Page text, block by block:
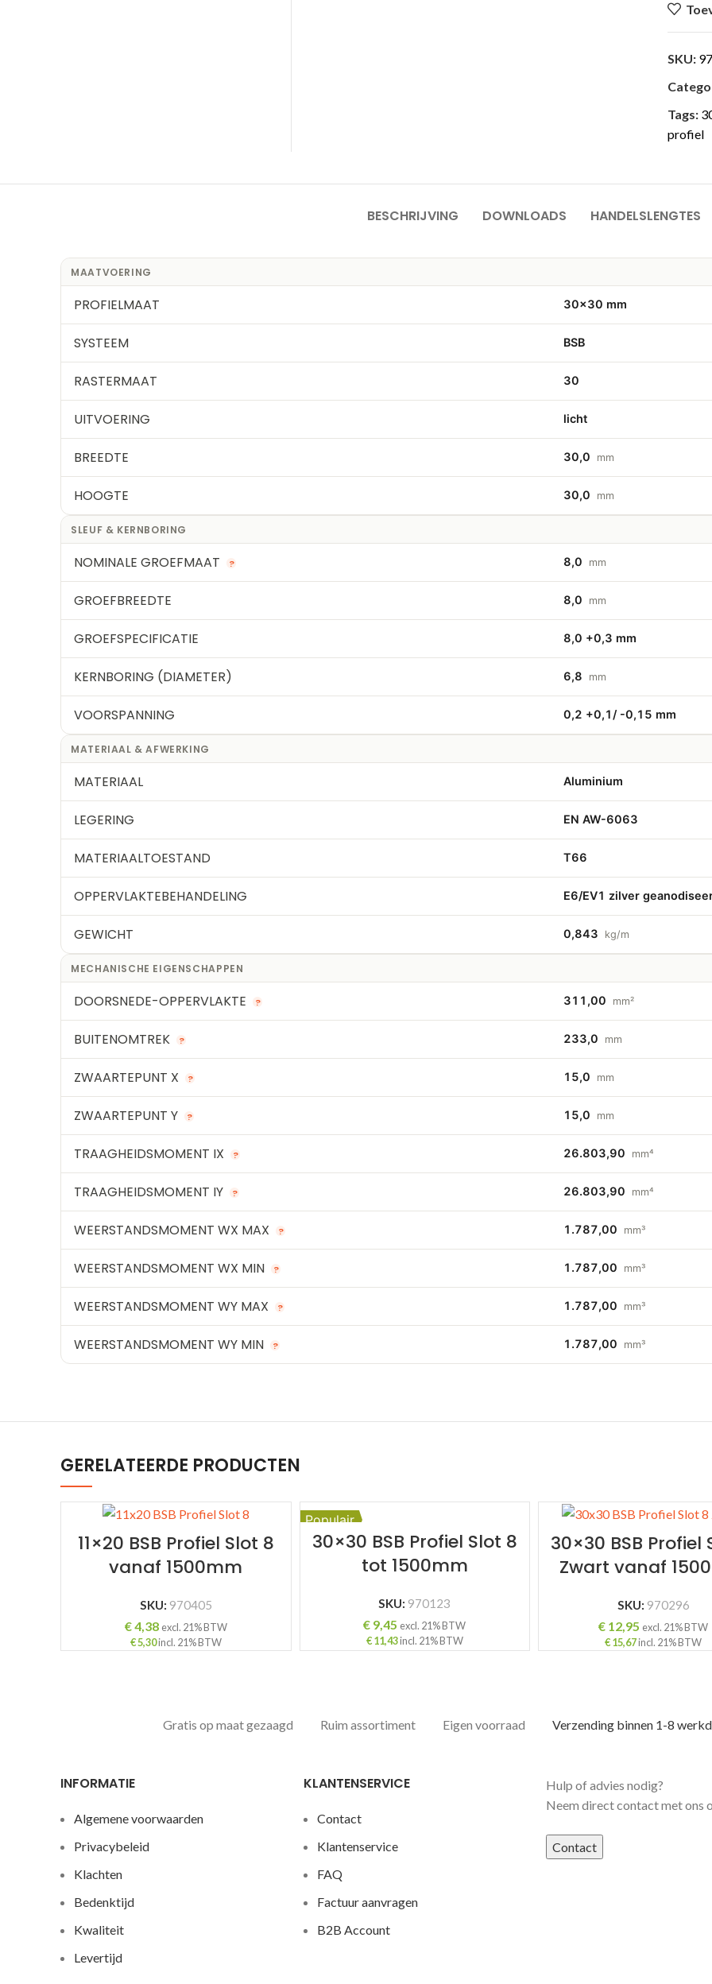
SKU:
Tags:
profiel
BESCHRIJVING DOWNLOADS HANDELSLENGTES
MAATVOERING
PROFIELMAAT 30×30 mm
SYSTEEM BSB
RASTERMAAT 30
UITVOERING licht
BREEDTE 30,0 mm
HOOGTE 30,0 mm
SLEUF & KERNBORING
NOMINALE GROEFMAAT ? 8,0 mm
GROEFBREEDTE 8,0 mm
GROEFSPECIFICATIE 8,0 +0,3 mm
KERNBORING (DIAMETER) 6,8 mm
VOORSPANNING 0,2 +0,1/ -0,15 mm
MATERIAAL & AFWERKING
MATERIAAL Aluminium
LEGERING EN AW-6063
MATERIAALTOESTAND T66
OPPERVLAKTEBEHANDELING E6/EV1 zilver
GEWICHT 0,843 kg/m
MECHANISCHE EIGENSCHAPPEN
DOORSNEDE-OPPERVLAKTE ? 311,00 mm²
BUITENOMTREK ? 233,0 mm
ZWAARTEPUNT X ? 15,0 mm
ZWAARTEPUNT Y ? 15,0 mm
TRAAGHEIDSMOMENT IX ? 26.803,90 mm⁴
TRAAGHEIDSMOMENT IY ? 26.803,90 mm⁴
WEERSTANDSMOMENT WX MAX ? 1.787,00 mm³
WEERSTANDSMOMENT WX MIN ? 1.787,00 mm³
WEERSTANDSMOMENT WY MAX ? 1.787,00 mm³
WEERSTANDSMOMENT WY MIN ? 1.787,00 mm³
GERELATEERDE PRODUCTEN
11×20 BSB Profiel Slot 8
vanaf 1500mm
SKU: 970405
€4,38 excl. 21% BTW
€5,30incl. 21% BTW
Populair
30×30 BSB Profiel Slot 8
tot 1500mm
SKU: 970123
€ 9,45 excl. 21% BTW
€11,43incl. 21% BTW
30×30 BSB Profiel
Zwart vanaf
SKU: 970296
€ 12,95 excl. 21% BTW
€15,67incl. 21% BTW
Gratis op maat gezaagd Ruim assortiment Eigen voorraad Verzending binnen 1-8
INFORMATIE
Algemene voorwaarden
Privacybeleid
Klachten
Bedenktijd
Kwaliteit
Levertijd
KLANTENSERVICE
Contact
Klantenservice
FAQ
Factuur aanvragen
B2B Account
Hulp of advies nodig?
Neem direct contact met ons
Contact